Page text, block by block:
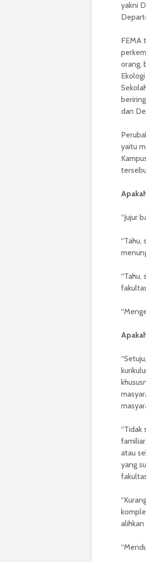
yakni
FEMA
orang,
dan
yaitu
“Jujur
“Tahu,
“Tidak
atau
yang